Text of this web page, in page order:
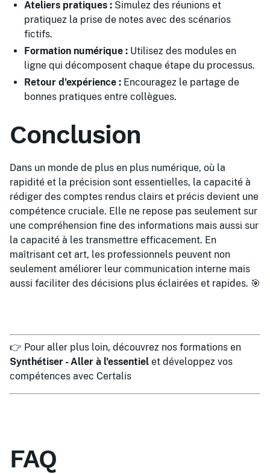
Ateliers pratiques : Simulez des réunions et
pratiquez la prise de notes avec des scénarios
fictifs.
Formation numérique : Utilisez des modules en
ligne qui décomposent chaque étape du processus.
Retour d'expérience : Encouragez le partage de
bonnes pratiques entre collègues.
Conclusion
Dans un monde de plus en plus numérique, où la
rapidité et la précision sont essentielles, la capacité à
rédiger des comptes rendus clairs et précis devient une
compétence cruciale. Elle ne repose pas seulement sur
une compréhension fine des informations mais aussi sur
la capacité à les transmettre efficacement. En
maîtrisant cet art, les professionnels peuvent non
seulement améliorer leur communication interne mais
aussi faciliter des décisions plus éclairées et rapides. 🎯
👉 Pour aller plus loin, découvrez nos formations en
Synthétiser - Aller à l'essentiel et développez vos
compétences avec Certalis
FAQ